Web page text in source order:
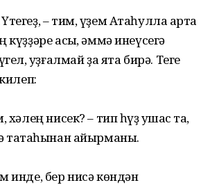
– тим, үҙем Атаһулла ҡартҡа
асыҡ, әммә инеүсегә
ҡуҙғалмай ҙа ята бирә. Теге
нисек? – тип һүҙ ҡушҡас та,
таҡтаһынан айырманы.
инде, бер нисә көндән